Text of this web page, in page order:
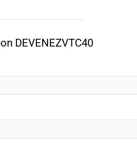
DEVENEZVTC40